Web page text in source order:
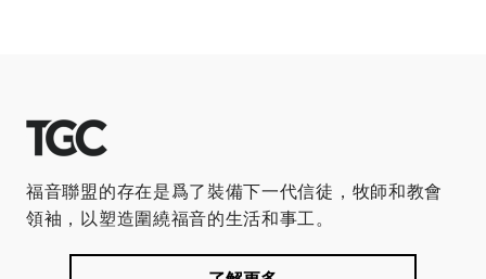
福音聯盟的存在是爲了裝備下一代信徒，牧師和教會
領袖，以塑造圍繞福音的生活和事工。